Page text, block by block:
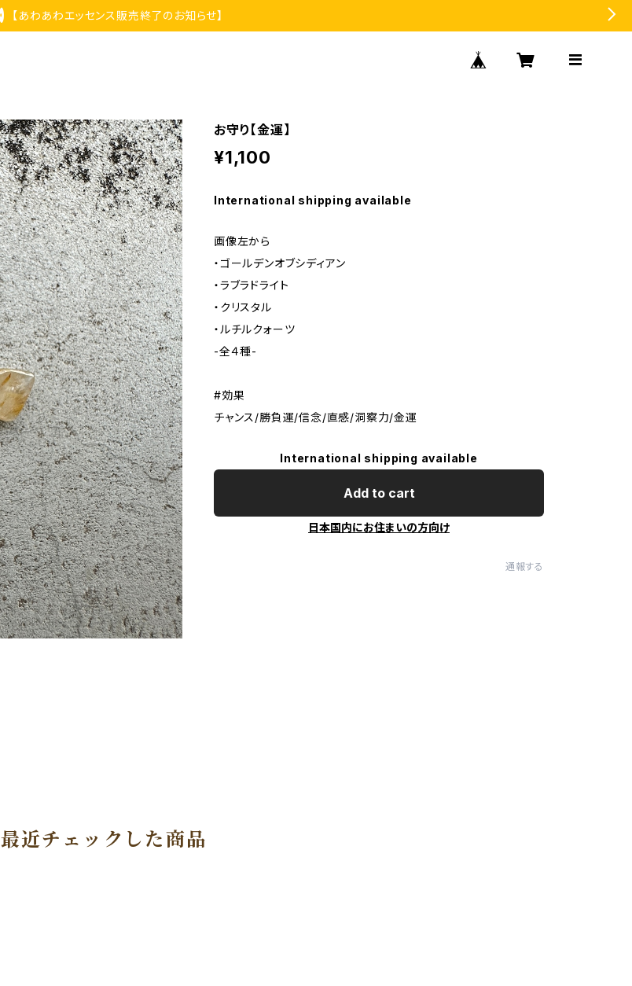
【あわあわエッセンス販売終了のお知らせ】
お守り【金運】
¥1,100
International shipping available
画像左から
・ゴールデンオブシディアン
・ラブラドライト
・クリスタル
・ルチルクォーツ
-全４種-
#効果
チャンス/勝負運/信念/直感/洞察力/金運
International shipping available
Add to cart
日本国内にお住まいの方向け
通報する
最近チェックした商品